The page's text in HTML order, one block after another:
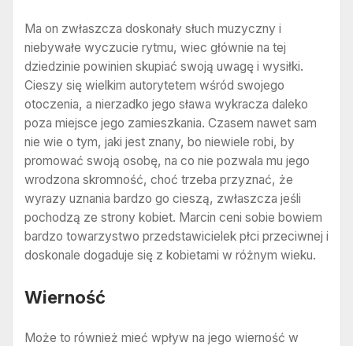
Ma on zwłaszcza doskonały słuch muzyczny i
niebywałe wyczucie rytmu, wiec głównie na tej
dziedzinie powinien skupiać swoją uwagę i wysiłki.
Cieszy się wielkim autorytetem wśród swojego
otoczenia, a nierzadko jego sława wykracza daleko
poza miejsce jego zamieszkania. Czasem nawet sam
nie wie o tym, jaki jest znany, bo niewiele robi, by
promować swoją osobę, na co nie pozwala mu jego
wrodzona skromność, choć trzeba przyznać, że
wyrazy uznania bardzo go cieszą, zwłaszcza jeśli
pochodzą ze strony kobiet. Marcin ceni sobie bowiem
bardzo towarzystwo przedstawicielek płci przeciwnej i
doskonale dogaduje się z kobietami w różnym wieku.
Wierność
Może to również mieć wpływ na jego wierność w